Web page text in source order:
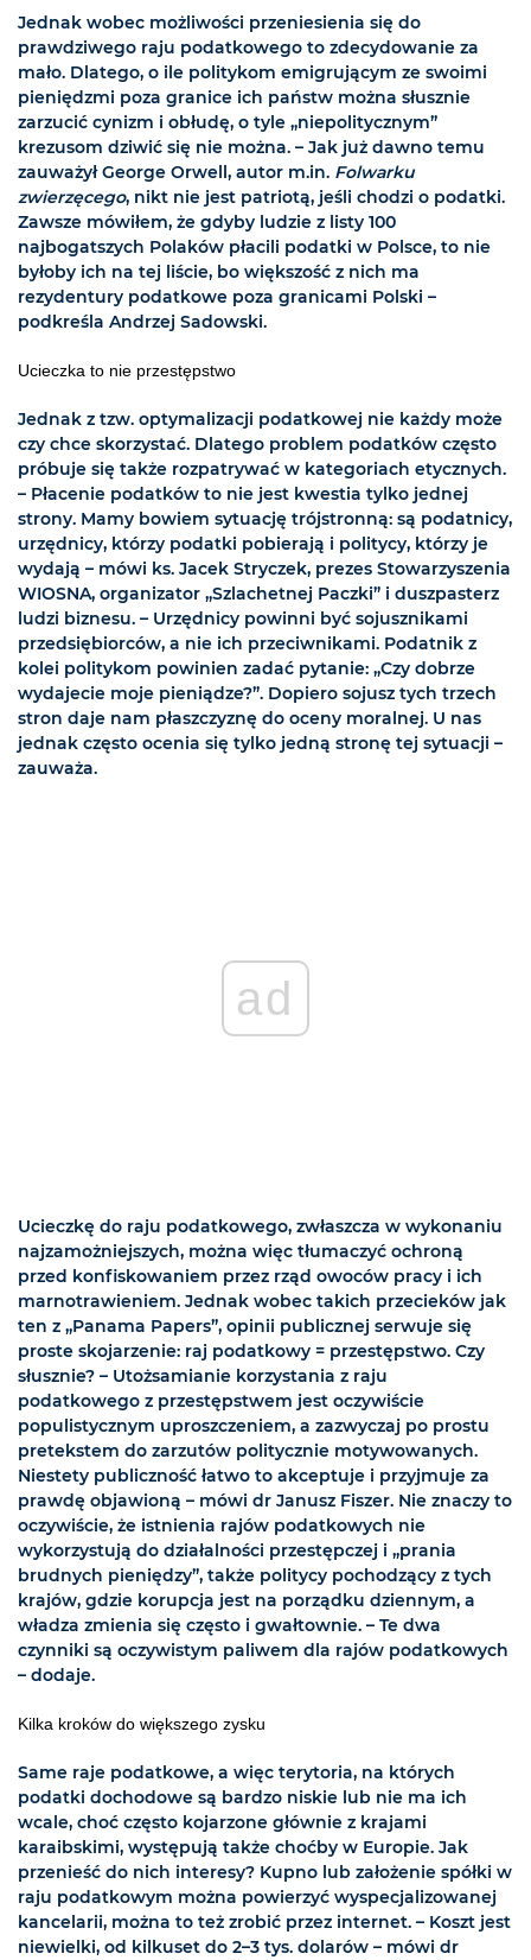
Jednak wobec możliwości przeniesienia się do
prawdziwego raju podatkowego to zdecydowanie za
mało. Dlatego, o ile politykom emigrującym ze swoimi
pieniędzmi poza granice ich państw można słusznie
zarzucić cynizm i obłudę, o tyle „niepolitycznym”
krezusom dziwić się nie można. – Jak już dawno temu
zauważył George Orwell, autor m.in. Folwarku
zwierzęcego, nikt nie jest patriotą, jeśli chodzi o podatki.
Zawsze mówiłem, że gdyby ludzie z listy 100
najbogatszych Polaków płacili podatki w Polsce, to nie
byłoby ich na tej liście, bo większość z nich ma
rezydentury podatkowe poza granicami Polski –
podkreśla Andrzej Sadowski.
Ucieczka to nie przestępstwo
Jednak z tzw. optymalizacji podatkowej nie każdy może
czy chce skorzystać. Dlatego problem podatków często
próbuje się także rozpatrywać w kategoriach etycznych.
– Płacenie podatków to nie jest kwestia tylko jednej
strony. Mamy bowiem sytuację trójstronną: są podatnicy,
urzędnicy, którzy podatki pobierają i politycy, którzy je
wydają – mówi ks. Jacek Stryczek, prezes Stowarzyszenia
WIOSNA, organizator „Szlachetnej Paczki” i duszpasterz
ludzi biznesu. – Urzędnicy powinni być sojusznikami
przedsiębiorców, a nie ich przeciwnikami. Podatnik z
kolei politykom powinien zadać pytanie: „Czy dobrze
wydajecie moje pieniądze?”. Dopiero sojusz tych trzech
stron daje nam płaszczyznę do oceny moralnej. U nas
jednak często ocenia się tylko jedną stronę tej sytuacji –
zauważa.
ad
Ucieczkę do raju podatkowego, zwłaszcza w wykonaniu
najzamożniejszych, można więc tłumaczyć ochroną
przed konfiskowaniem przez rząd owoców pracy i ich
marnotrawieniem. Jednak wobec takich przecieków jak
ten z „Panama Papers”, opinii publicznej serwuje się
proste skojarzenie: raj podatkowy = przestępstwo. Czy
słusznie? – Utożsamianie korzystania z raju
podatkowego z przestępstwem jest oczywiście
populistycznym uproszczeniem, a zazwyczaj po prostu
pretekstem do zarzutów politycznie motywowanych.
Niestety publiczność łatwo to akceptuje i przyjmuje za
prawdę objawioną – mówi dr Janusz Fiszer. Nie znaczy to
oczywiście, że istnienia rajów podatkowych nie
wykorzystują do działalności przestępczej i „prania
brudnych pieniędzy”, także politycy pochodzący z tych
krajów, gdzie korupcja jest na porządku dziennym, a
władza zmienia się często i gwałtownie. – Te dwa
czynniki są oczywistym paliwem dla rajów podatkowych
– dodaje.
Kilka kroków do większego zysku
Same raje podatkowe, a więc terytoria, na których
podatki dochodowe są bardzo niskie lub nie ma ich
wcale, choć często kojarzone głównie z krajami
karaibskimi, występują także choćby w Europie. Jak
przenieść do nich interesy? Kupno lub założenie spółki w
raju podatkowym można powierzyć wyspecjalizowanej
kancelarii, można to też zrobić przez internet. – Koszt jest
niewielki, od kilkuset do 2–3 tys. dolarów – mówi dr